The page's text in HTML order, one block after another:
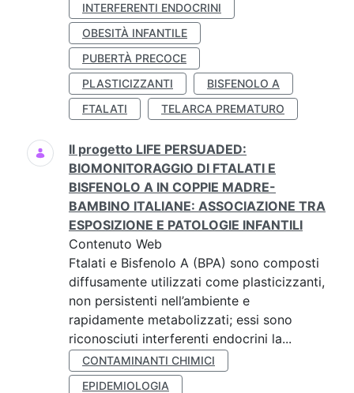
INTERFERENTI ENDOCRINI
OBESITÀ INFANTILE
PUBERTÀ PRECOCE
PLASTICIZZANTI
BISFENOLO A
FTALATI
TELARCA PREMATURO
Il progetto LIFE PERSUADED:
BIOMONITORAGGIO DI FTALATI E
BISFENOLO A IN COPPIE MADRE-
BAMBINO ITALIANE: ASSOCIAZIONE TRA
ESPOSIZIONE E PATOLOGIE INFANTILI
Contenuto Web
Ftalati e Bisfenolo A (BPA) sono composti
diffusamente utilizzati come plasticizzanti,
non persistenti nell’ambiente e
rapidamente metabolizzati; essi sono
riconosciuti interferenti endocrini la...
CONTAMINANTI CHIMICI
EPIDEMIOLOGIA